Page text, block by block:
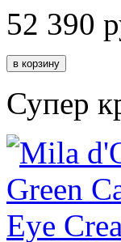
52 390
Супер